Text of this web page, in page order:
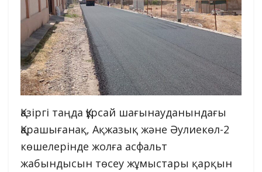
Қазіргі таңда Құрсай шағынауданындағы
Қарашығанақ, Ақжазық және Әулиекөл-2
көшелерінде жолға асфальт
жабындысын төсеу жұмыстары қарқын